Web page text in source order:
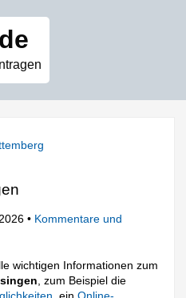
• Kommentare und
wichtigen Informationen zum
, zum Beispiel die
, einOnline-